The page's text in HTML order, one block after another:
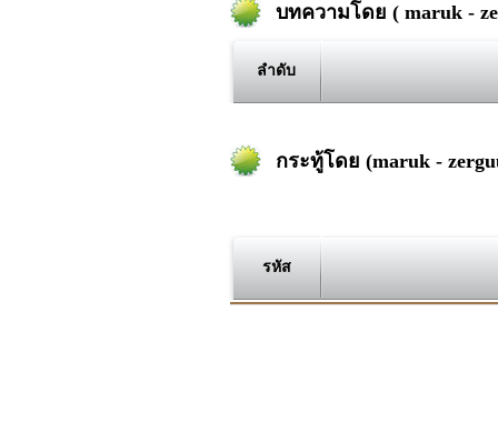
บทความโดย ( maruk -
ลำดับ
กระทู้โดย (maruk -
รหัส